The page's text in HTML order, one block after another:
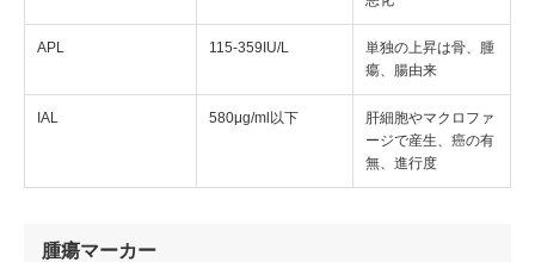
APL 115-359IU/L
単独の上昇は骨、腫
瘍、腸由来
IAL 580μg/ml以下
肝細胞やマクロファ
ージで産生、癌の有
無、進行度
腫瘍マーカー